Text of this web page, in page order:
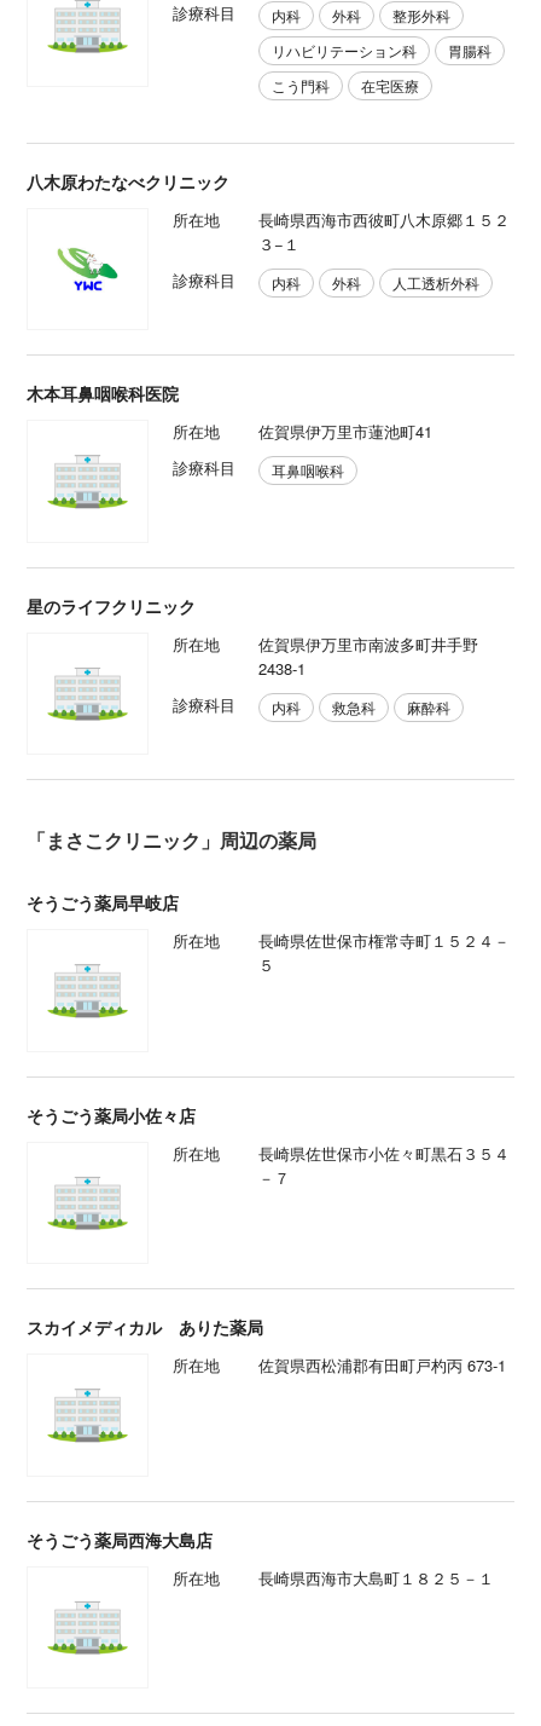
診療科目
内科 外科
整形外科
リハビリテーション科
胃腸科
こう門科
在宅医療
八木原わたなべクリニック
所在地
長崎県西海市西彼町八木原郷１５２
３−１
診療科目
内科 外科 人工透析外科
木本耳鼻咽喉科医院
所在地
佐賀県伊万里市蓮池町41
診療科目
耳鼻咽喉科
星のライフクリニック
所在地
佐賀県伊万里市南波多町井手野
2438-1
診療科目
内科 救急科 麻酔科
「まさこクリニック」周辺の薬局
そうごう薬局早岐店
所在地
長崎県佐世保市権常寺町１５２４－
５
そうごう薬局小佐々店
所在地
長崎県佐世保市小佐々町黒石３５４
－７
スカイメディカル ありた薬局
所在地 佐賀県西松浦郡有田町戸杓丙 673-1
そうごう薬局西海大島店
所在地 長崎県西海市大島町１８２５－１